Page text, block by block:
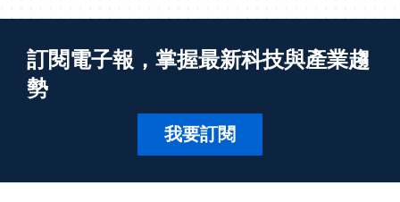
訂閱電子報，掌握最新科技與產業趨
勢
我要訂閱